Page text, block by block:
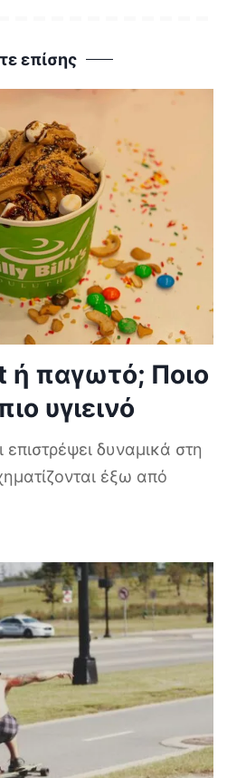
επίσης
ή παγωτό; Ποιο
υγιεινό
δυναμικά στη
έξω από